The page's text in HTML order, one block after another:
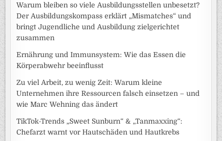
Warum bleiben so viele Ausbildungsstellen unbesetzt?
Der Ausbildungskompass erklärt „Mismatches“ und
bringt Jugendliche und Ausbildung zielgerichtet
zusammen
Ernährung und Immunsystem: Wie das Essen die
Körperabwehr beeinflusst
Zu viel Arbeit, zu wenig Zeit: Warum kleine
Unternehmen ihre Ressourcen falsch einsetzen – und
wie Marc Wehning das ändert
TikTok-Trends „Sweet Sunburn“ & „Tanmaxxing“:
Chefarzt warnt vor Hautschäden und Hautkrebs